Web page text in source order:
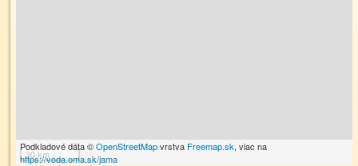
30 km
Podkladové dáta ©OpenStreetMapvrstva Freemap.sk, viac na
https://voda.oma.sk/jama